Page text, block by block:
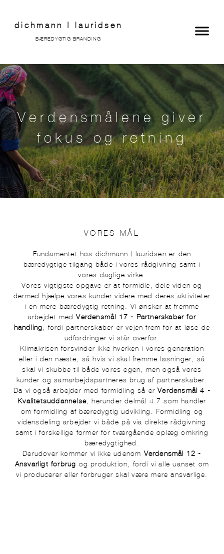
dichmann | lauridsen
BÆREDYGTIG BRANDING
Verdensmålene giver
fokus og retning
VORES MÅL
Fundamentet hos dichmann | lauridsen er den
bæredygtige tilgang både i vores rådgivning samt i
vores daglige virke.
Vores vigtigste opgave er at formidle, dele viden og
dermed hjælpe vores kunder videre med deres aktiviteter
i en mere bæredygtig retning. Vi ønsker at fremme
arbejdet medVerdensmål 17 - Partnerskaber for
handling, fordi partnerskaber er vejen frem for at løse de
udfordringer vi står overfor.
Klimakrisen forsvinder ikke hverken i vores generation
eller i den næste, så hvis vi skal fremme løsninger, så
skal vi skubbe til både vores egen, men også vores
kunder og samarbejdspartneres brug af partnerskaber.
Da vi også arbejder med formidling så erVerdensmål 4 -
Kvalitetsuddannelse, herunder delmål 4.7 som handler
om formidling af bæredygtig udvikling. Formidling og
vidensdeling arbejder vi både på via direkte rådgivning
samt i forskellige former for tværgående oplæg omkring
bæredygtighed.
Derudover kommer vi ikke udenom Verdensmål 12 -
Ansvarligt forbrug og produktion, fordi vi alle uanset om
vi producerer eller forbruger skal være mere ansvarlige.